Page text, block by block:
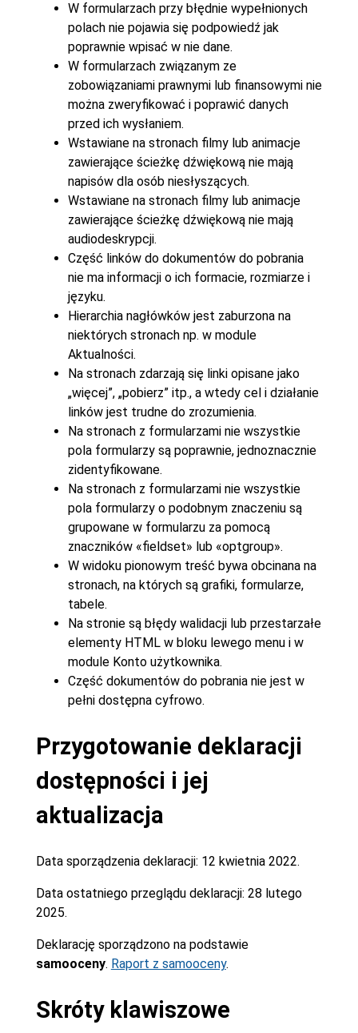
W formularzach przy błędnie wypełnionych
polach nie pojawia się podpowiedź jak
poprawnie wpisać w nie dane.
W formularzach związanym ze
zobowiązaniami prawnymi lub finansowymi nie
można zweryfikować i poprawić danych
przed ich wysłaniem.
Wstawiane na stronach filmy lub animacje
zawierające ścieżkę dźwiękową nie mają
napisów dla osób niesłyszących.
Wstawiane na stronach filmy lub animacje
zawierające ścieżkę dźwiękową nie mają
audiodeskrypcji.
Część linków do dokumentów do pobrania
nie ma informacji o ich formacie, rozmiarze i
języku.
Hierarchia nagłówków jest zaburzona na
niektórych stronach np. w module
Aktualności.
Na stronach zdarzają się linki opisane jako
„więcej”, „pobierz” itp., a wtedy cel i działanie
linków jest trudne do zrozumienia.
Na stronach z formularzami nie wszystkie
pola formularzy są poprawnie, jednoznacznie
zidentyfikowane.
Na stronach z formularzami nie wszystkie
pola formularzy o podobnym znaczeniu są
grupowane w formularzu za pomocą
znaczników «fieldset» lub «optgroup».
W widoku pionowym treść bywa obcinana na
stronach, na których są grafiki, formularze,
tabele.
Na stronie są błędy walidacji lub przestarzałe
elementy HTML w bloku lewego menu i w
module Konto użytkownika.
Część dokumentów do pobrania nie jest w
pełni dostępna cyfrowo.
Przygotowanie deklaracji
dostępności i jej
aktualizacja
Data sporządzenia deklaracji: 12 kwietnia 2022.
Data ostatniego przeglądu deklaracji: 28 lutego
2025.
Deklarację sporządzono na podstawie
samooceny. Raport z samooceny.
Skróty klawiszowe